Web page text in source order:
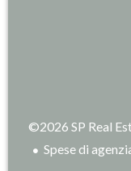
©2026 SP Real
Spese di